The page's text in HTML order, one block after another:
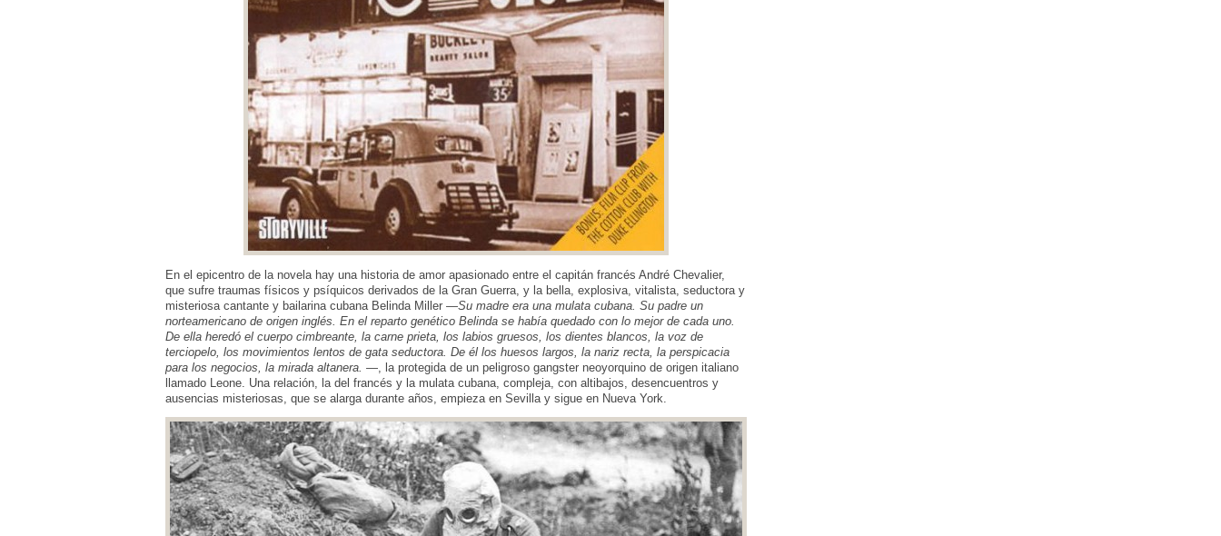
En el epicentro de la novela hay una historia de amor apasionado entre el capitán francés André Chevalier,
que sufre traumas físicos y psíquicos derivados de la Gran Guerra, y la bella, explosiva, vitalista, seductora y
misteriosa cantante y bailarina cubana Belinda Miller —Su madre era una mulata cubana. Su padre un
norteamericano de origen inglés. En el reparto genético Belinda se había quedado con lo mejor de cada uno.
De ella heredó el cuerpo cimbreante, la carne prieta, los labios gruesos, los dientes blancos, la voz de
terciopelo, los movimientos lentos de gata seductora. De él los huesos largos, la nariz recta, la perspicacia
para los negocios, la mirada altanera. —, la protegida de un peligroso gangster neoyorquino de origen italiano
llamado Leone. Una relación, la del francés y la mulata cubana, compleja, con altibajos, desencuentros y
ausencias misteriosas, que se alarga durante años, empieza en Sevilla y sigue en Nueva York.